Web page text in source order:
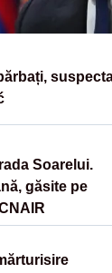
Soarelui.
găsite pe